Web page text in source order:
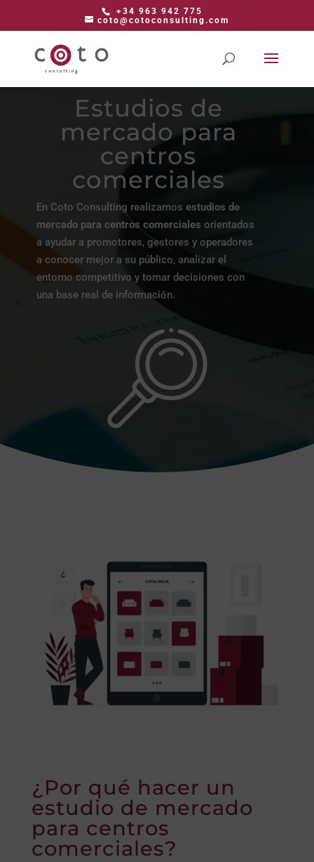
+34 963 942 775
coto@cotoconsulting.com
Estudios de
mercado para
centros
comerciales
En Coto Consulting realizamos estudios de
mercado para centros comerciales orientados
a ayudar a promotores, gestores y operadores
a conocer mejor a su público, analizar el
entorno competitivo y tomar decisiones con
una base real de información.
¿Por qué hacer un
estudio de mercado
para centros
comerciales?